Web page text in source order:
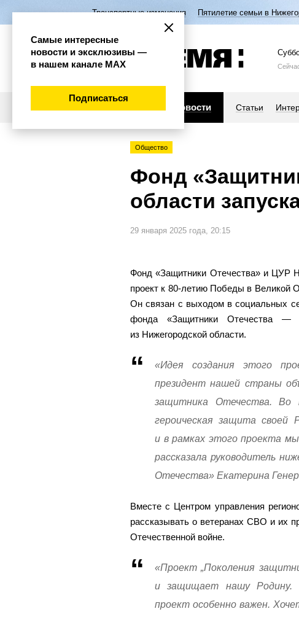
Транспортные изменения Пятилетие семьи в
Новости Статьи
Общество
Фонд
области
29 января 2025 года, 20:15
Фонд «Защитники Отечества» и ЦУР
проект к 80-летию Победы в Великой
Он связан с выходом в социальных
фонда «Защитники Отечества —
из Нижегородской области.
«Идея создания этого
президент нашей страны
защитника Отечества. Во
героическая защита своей
и в рамках этого проекта
рассказала руководитель
Отечества» Екатерина
Вместе с Центром управления
рассказывать о ветеранах СВО и их
Отечественной войне.
«Проект „Поколения
и защищает нашу Родину.
проект особенно важен.
Самые интересные
новости и эксклюзивы —
в нашем канале МАХ
Подписаться